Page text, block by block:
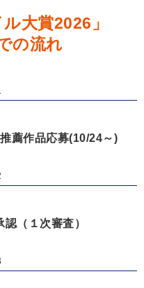
大賞2026」
の流れ
薦作品応募(10/24～)
（１次審査）